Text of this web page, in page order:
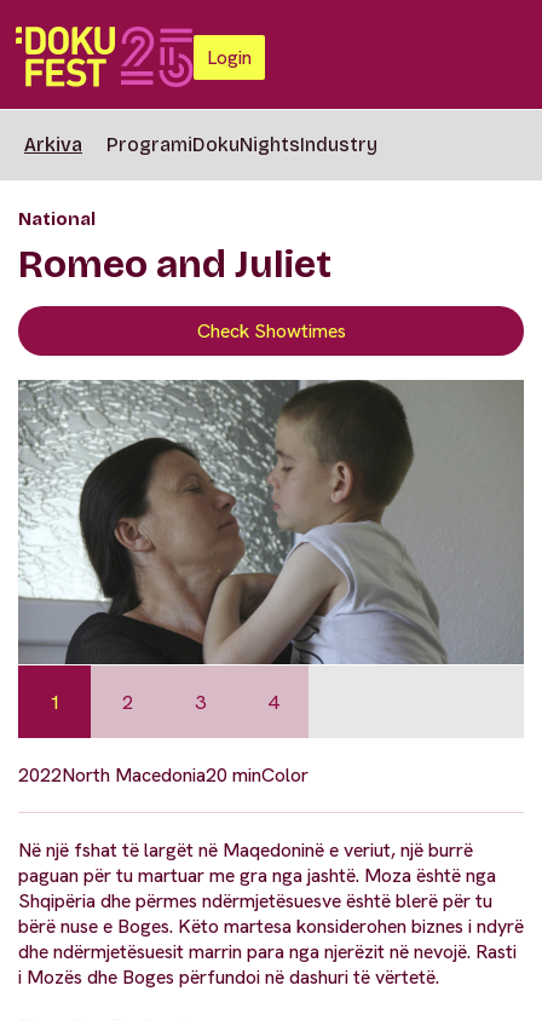
Login
Arkiva ProgramiDokuNightsIndustry
National
Romeo and Juliet
Check Showtimes
1 2 3 4
2022North Macedonia20 minColor
Në një fshat të largët në Maqedoninë e veriut, një burrë
paguan për tu martuar me gra nga jashtë. Moza është nga
Shqipëria dhe përmes ndërmjetësuesve është blerë për tu
bërë nuse e Boges. Këto martesa konsiderohen biznes i ndyrë
dhe ndërmjetësuesit marrin para nga njerëzit në nevojë. Rasti
i Mozës dhe Boges përfundoi në dashuri të vërtetë.